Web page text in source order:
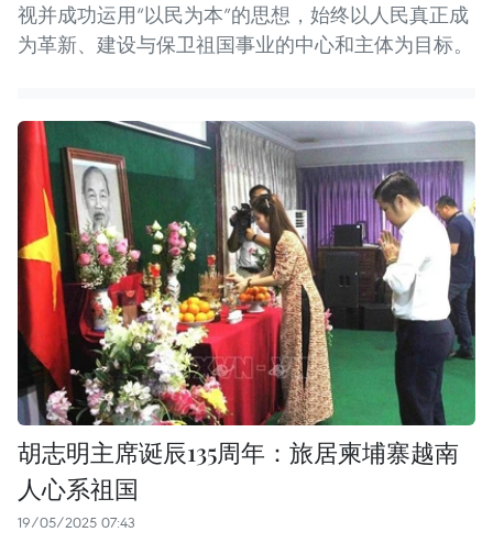
视并成功运用“以民为本”的思想，始终以人民真正成
为革新、建设与保卫祖国事业的中心和主体为目标。
胡志明主席诞辰135周年：旅居柬埔寨越南
人心系祖国
19/05/2025 07:43